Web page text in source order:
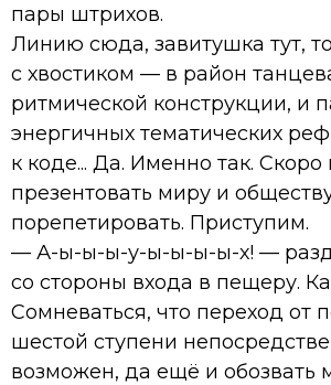
пары штрихов.
Линию сюда, завитушка тут,
с хвостиком — в район
ритмической конструкции, и
энергичных тематических
к коде... Да. Именно так.
презентовать миру и
порепетировать. Приступим.
— А-ы-ы-ы-у-ы-ы-ы-ы-х! —
со стороны входа в пещеру.
Сомневаться, что переход от
шестой ступени
возможен, да ещё и обозвать